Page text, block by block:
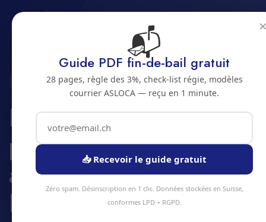
Entretien portes et portails automatiques
Jura bernois Bienne
2500 · JURA BERNOIS
Entretien portes et
portails
automatiques a
Bienne
📬
Guide PDF fin-de-bail gratuit
28 pages, règle des 3%, check-list régie, modèles
courrier ASLOCA — reçu en 1 minute.
📥 Recevoir le guide gratuit
Zéro spam. Désinscription en 1 clic. Données stockées en Suisse,
conformes LPD + RGPD.